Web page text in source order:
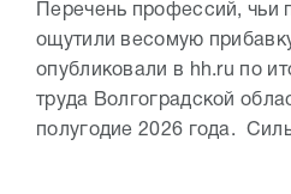
Перечень профессий, чьи
ощутили весомую
опубликовали в hh.ru по
труда Волгоградской
полугодие 2026 года.